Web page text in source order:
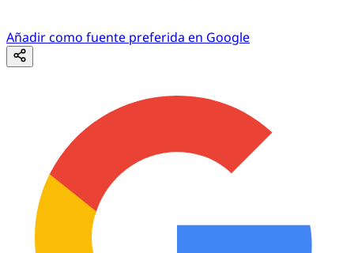
Añadir como fuente preferida en Google